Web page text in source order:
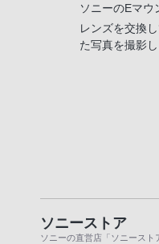
ソニーのEマウ
レンズを交換
た写真を撮影し
ソニーストア
ソニーの直営店「ソニース